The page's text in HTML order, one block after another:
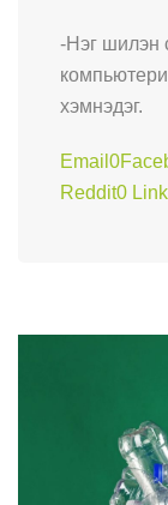
-Нэг шилэн
хэмнэдэг.
Email 0
Reddit0